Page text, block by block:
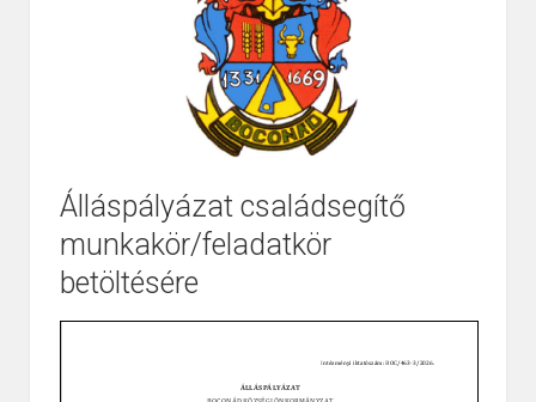
Page 1 1 Zoom
Álláspályázat családsegítő
munkakör/feladatkör
betöltésére